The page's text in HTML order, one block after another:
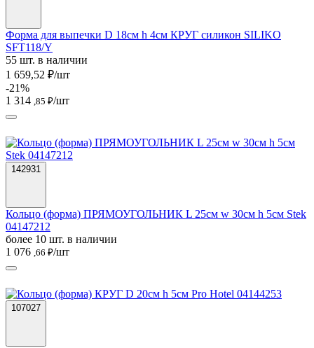
Форма для выпечки D 18см h 4см КРУГ силикон SILIKO
SFT118/Y
55 шт. в наличии
1 659,52 ₽/шт
-21%
1 314 ,85 ₽/шт
142931
Кольцо (форма) ПРЯМОУГОЛЬНИК L 25см w 30см h 5см Stek
04147212
более 10 шт. в наличии
1 076 ,66 ₽/шт
107027